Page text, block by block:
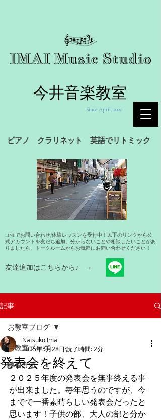
Since April, 2020
ピアノ クラリネット 英語でリトミック
今井音楽教室
LINEでお問い合わせ/体験レッスンを受付中！以下のリンクから公
式アカウントを友だち追加。分からないことや相談したいことがあ
りましたら、トークルームからお気軽にお問い合わせください！
友達追加はこちらから​♪ →
記事
お教室ブログ
練習方法
お教室ブログ
発表会を終えて
Natsuko Imai
2025年5月28日 読了時間: 2分
２０２５年度の発表会を無事終える事
が出来ました。毎年思うのですが、今
までで一番素晴らしい発表会だったと
思います！子供の部、大人の部と分か